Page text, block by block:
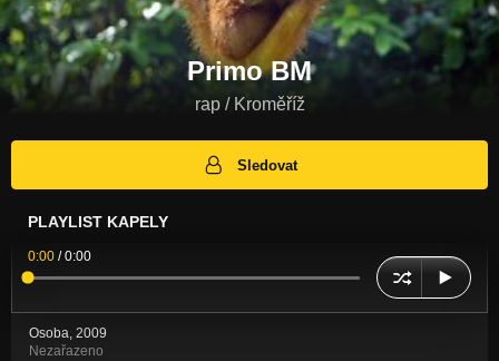
Primo BM
rap / Kroměříž
Sledovat
PLAYLIST KAPELY
0:00 /0:00
Osoba, 2009
Nezařazeno